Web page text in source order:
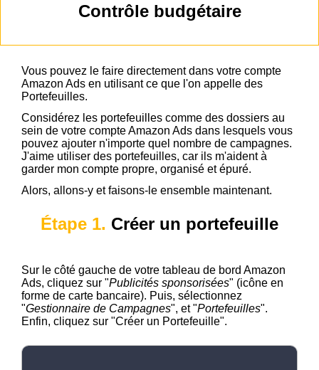
Contrôle budgétaire
Vous pouvez le faire directement dans votre compte
Amazon Ads en utilisant ce que l'on appelle des
Portefeuilles.
Considérez les portefeuilles comme des dossiers au
sein de votre compte Amazon Ads dans lesquels vous
pouvez ajouter n'importe quel nombre de campagnes.
J'aime utiliser des portefeuilles, car ils m'aident à
garder mon compte propre, organisé et épuré.
Alors, allons-y et faisons-le ensemble maintenant.
Étape 1. Créer un portefeuille
Sur le côté gauche de votre tableau de bord Amazon
Ads, cliquez sur "Publicités sponsorisées" (icône en
forme de carte bancaire). Puis, sélectionnez
"Gestionnaire de Campagnes", et "Portefeuilles".
Enfin, cliquez sur "Créer un Portefeuille".